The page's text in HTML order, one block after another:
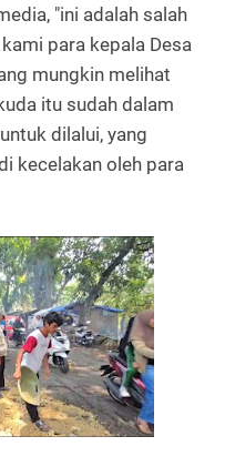
"ini adalah salah
para kepala Desa
mungkin melihat
itu sudah dalam
dilalui, yang
kecelakan oleh para